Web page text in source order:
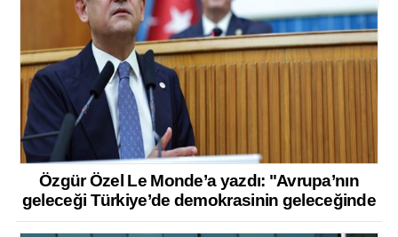
Özgür Özel Le Monde’a yazdı: "Avrupa’nın
geleceği Türkiye’de demokrasinin geleceğinde